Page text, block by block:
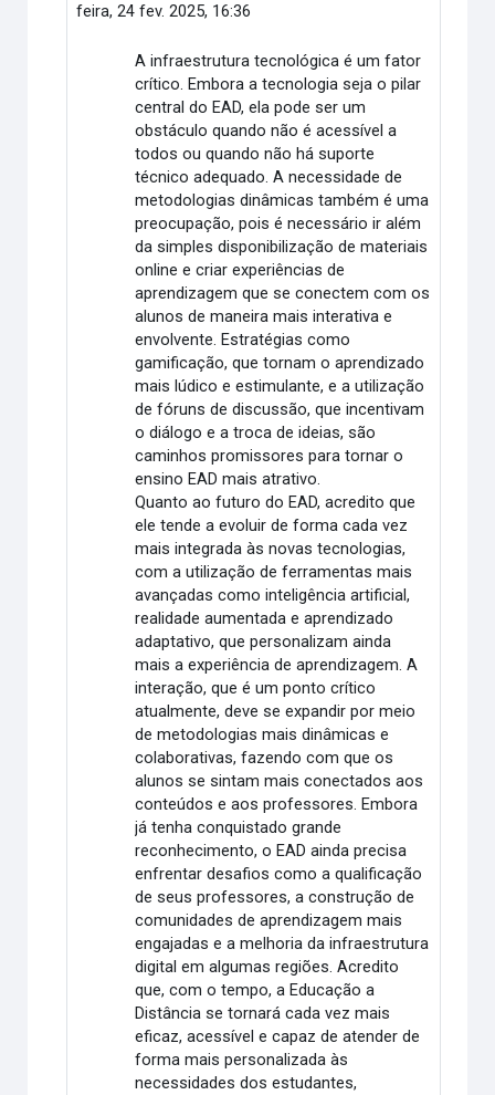
feira, 24 fev. 2025, 16:36
A infraestrutura tecnológica é um fator
crítico. Embora a tecnologia seja o pilar
central do EAD, ela pode ser um
obstáculo quando não é acessível a
todos ou quando não há suporte
técnico adequado. A necessidade de
metodologias dinâmicas também é uma
preocupação, pois é necessário ir além
da simples disponibilização de materiais
online e criar experiências de
aprendizagem que se conectem com os
alunos de maneira mais interativa e
envolvente. Estratégias como
gamificação, que tornam o aprendizado
mais lúdico e estimulante, e a utilização
de fóruns de discussão, que incentivam
o diálogo e a troca de ideias, são
caminhos promissores para tornar o
ensino EAD mais atrativo.
Quanto ao futuro do EAD, acredito que
ele tende a evoluir de forma cada vez
mais integrada às novas tecnologias,
com a utilização de ferramentas mais
avançadas como inteligência artificial,
realidade aumentada e aprendizado
adaptativo, que personalizam ainda
mais a experiência de aprendizagem. A
interação, que é um ponto crítico
atualmente, deve se expandir por meio
de metodologias mais dinâmicas e
colaborativas, fazendo com que os
alunos se sintam mais conectados aos
conteúdos e aos professores. Embora
já tenha conquistado grande
reconhecimento, o EAD ainda precisa
enfrentar desafios como a qualificação
de seus professores, a construção de
comunidades de aprendizagem mais
engajadas e a melhoria da infraestrutura
digital em algumas regiões. Acredito
que, com o tempo, a Educação a
Distância se tornará cada vez mais
eficaz, acessível e capaz de atender de
forma mais personalizada às
necessidades dos estudantes,